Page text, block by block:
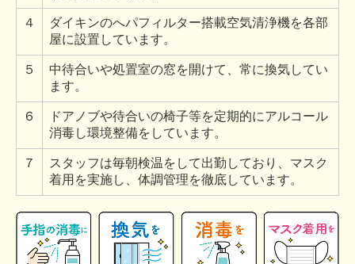
４
ダイキンのへパフィルター搭載空気清浄機を各部
屋に設置しています。
５
中待合いや処置室の窓を開けて、常に換気してい
ます。
６
ドアノブや待合いの椅子等を定期的にアルコール
消毒し環境整備をしています。
７
スタッフは毎朝検温をして出勤しており、マスク
着用を実施し、体調管理を徹底しています。